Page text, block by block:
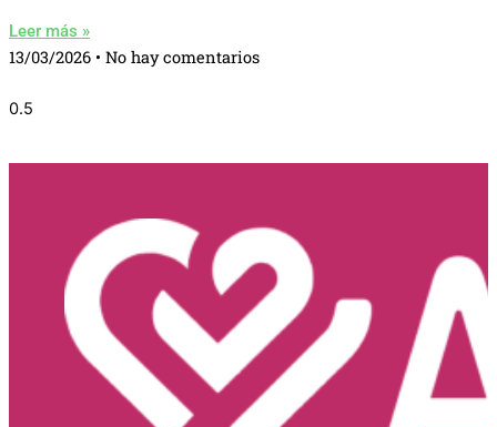
Leer más »
13/03/2026 No hay comentarios